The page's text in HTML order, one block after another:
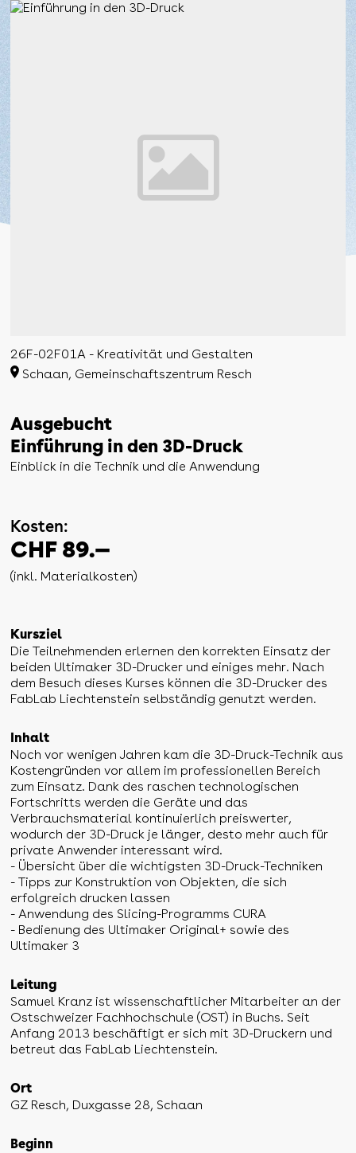
26F-02F01A - Kreativität und Gestalten
Schaan, Gemeinschaftszentrum Resch
Ausgebucht
Einführung in den 3D-Druck
Einblick in die Technik und die Anwendung
Kosten:
CHF 89.—
(inkl. Materialkosten)
Kursziel
Die Teilnehmenden erlernen den korrekten Einsatz der
beiden Ultimaker 3D-Drucker und einiges mehr. Nach
dem Besuch dieses Kurses können die 3D-Drucker des
FabLab Liechtenstein selbständig genutzt werden.
Inhalt
Noch vor wenigen Jahren kam die 3D-Druck-Technik aus
Kostengründen vor allem im professionellen Bereich
zum Einsatz. Dank des raschen technologischen
Fortschritts werden die Geräte und das
Verbrauchsmaterial kontinuierlich preiswerter,
wodurch der 3D-Druck je länger, desto mehr auch für
private Anwender interessant wird.
- Übersicht über die wichtigsten 3D-Druck-Techniken
- Tipps zur Konstruktion von Objekten, die sich
erfolgreich drucken lassen
- Anwendung des Slicing-Programms CURA
- Bedienung des Ultimaker Original+ sowie des
Ultimaker 3
Leitung
Samuel Kranz ist wissenschaftlicher Mitarbeiter an der
Ostschweizer Fachhochschule (OST) in Buchs. Seit
Anfang 2013 beschäftigt er sich mit 3D-Druckern und
betreut das FabLab Liechtenstein.
Ort
GZ Resch, Duxgasse 28, Schaan
Beginn